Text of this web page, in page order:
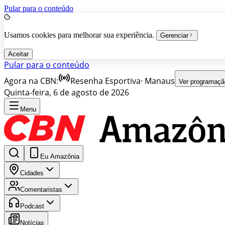
Pular para o conteúdo
Usamos cookies para melhorar sua experiência. Gerenciar
Aceitar
Pular para o conteúdo
Agora na CBN:
Resenha Esportiva· Manaus Ver
Quinta-feira, 6 de agosto de 2026
Menu
Eu Amazônia
Cidades
Comentaristas
Podcast
Notícias